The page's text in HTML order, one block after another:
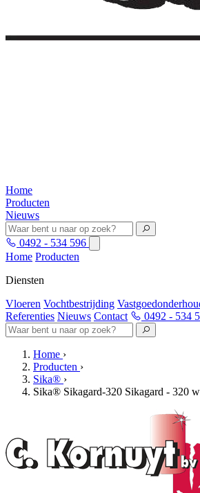
Home
Producten
Nieuws
0492 - 534 596
Home Producten
Diensten
Vloeren Vochtbestrijding
Referenties Nieuws Contact 0492 - 534
Home ›
Producten ›
Sika® ›
Sika® Sikagard-320 Sikagard - 320